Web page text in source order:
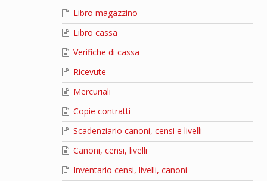
Libro magazzino
Libro cassa
Verifiche di cassa
Ricevute
Mercuriali
Copie contratti
Scadenziario canoni, censi e livelli
Canoni, censi, livelli
Inventario censi, livelli, canoni